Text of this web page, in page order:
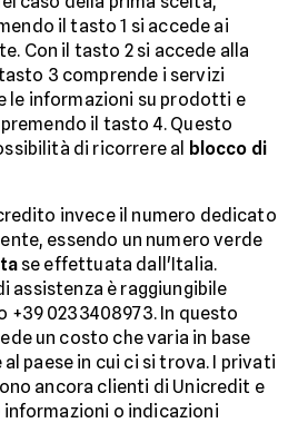
il tasto 1 si accede ai
Con il tasto 2 si accede alla
3 comprende i servizi
le informazioni su prodotti e
il tasto 4. Questo
di ricorrere al
blocco di
invece il numero dedicato
essendo un numero verde
se effettuata dall'Italia.
assistenza è raggiungibile
+39 0233408973. In questo
un costo che varia in base
paese in cui ci si trova. I privati
ancora clienti di Unicredit e
o indicazioni